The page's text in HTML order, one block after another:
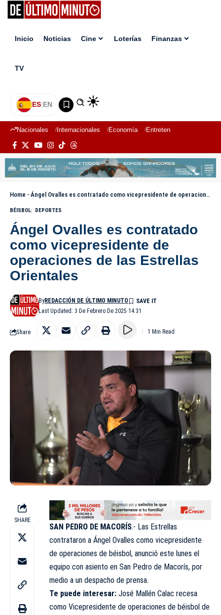
Inicio Noticias Cine Loterías Finanzas
TV
ES|EN
Nacionales Internacionales Economía Entretenimiento
Home - Ángel Ovalles es contratado como vicepresidente de operaciones de las Estrellas Orientales
BÉISBOL DEPORTES
Ángel Ovalles es contratado
como vicepresidente de
operaciones de las Estrellas
Orientales
Last Updated: 3 De Febrero De 2025 14:31
ByREDACCIÓN DE ÚLTIMO MINUTO
Share 1 Min Read
SHARE
SAN PEDRO DE MACORÍS.- Las Estrellas
contrataron a Ángel Ovalles como vicepresidente
de operaciones de béisbol, anunció este lunes el
equipo con asiento en San Pedro de Macorís, por
medio a un despacho de prensa.
Te puede interesar: José Mallén Calac recesa
como Vicepresidente de operaciones de béisbol de